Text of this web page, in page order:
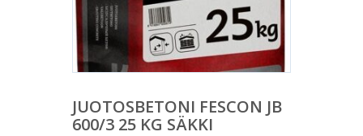
JUOTOSBETONI FESCON JB
600/3 25 KG SÄKKI